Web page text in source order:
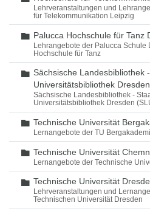
Lehrveranstaltungen und
für Telekommunikation Leipzig
Ordner
Palucca Hochschule für Tanz
Lehrangebote der Palucca Schule
Hochschule für Tanz
Ordner
Sächsische Landesbibliothek
Universitätsbibliothek
Sächsische Landesbibliothek -
Universitätsbibliothek Dresden
Ordner
Technische Universität
Lernangebote der TU
Ordner
Technische Universität
Lernangebote der Technische
Ordner
Technische Universität
Lehrveranstaltungen und
Technischen Universität Dresden